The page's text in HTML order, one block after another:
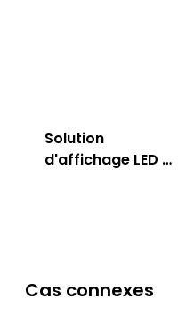
Solution
d'affichage LED en
Cas connexes